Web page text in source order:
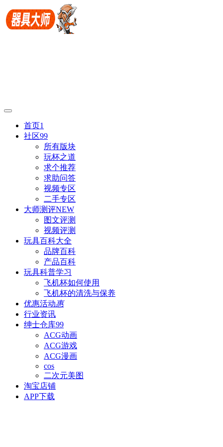
首页1
社区99
所有版块
玩杯之道
求个推荐
求助问答
视频专区
二手专区
大师测评NEW
图文评测
视频评测
玩具百科大全
品牌百科
产品百科
玩具科普学习
飞机杯如何使用
飞机杯的清洗与保养
优惠活动惠
行业资讯
绅士仓库99
ACG动画
ACG游戏
ACG漫画
cos
二次元美图
淘宝店铺
APP下载